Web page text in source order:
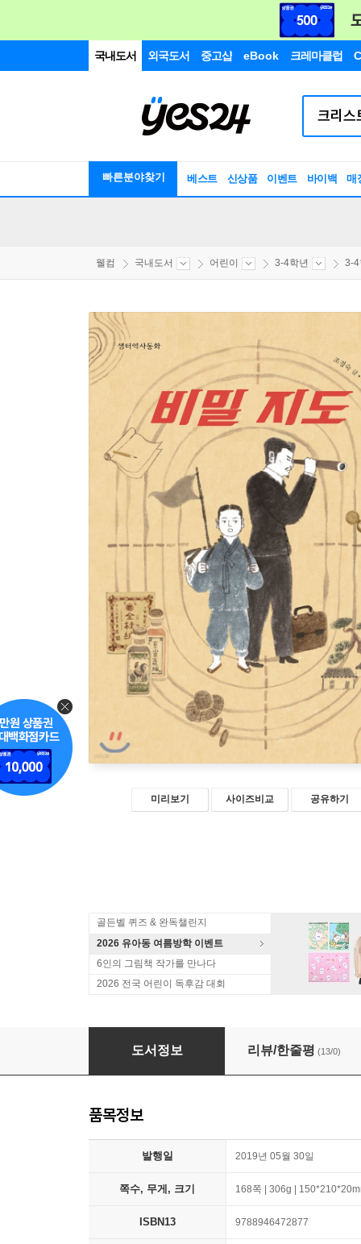
국내도서 외국도서 중고샵 eBook 크레마클럽
빠른분야찾기 베스트 신상품 이벤트 바이백 매
웰컴 국내도서 어린이 3-4학년 3-4
미리보기 사이즈비교 공유하기
골든벨 퀴즈 & 완독챌린지
2026 유아동 여름방학 이벤트
6인의 그림책 작가를 만나다
2026 전국 어린이 독후감 대회
비밀 지도
도서정보 리뷰/한줄평 (13/0)
품목정보
발행일 2019년 05월 30일
쪽수, 무게, 크기 168쪽 | 306g |
ISBN13 9788946472877